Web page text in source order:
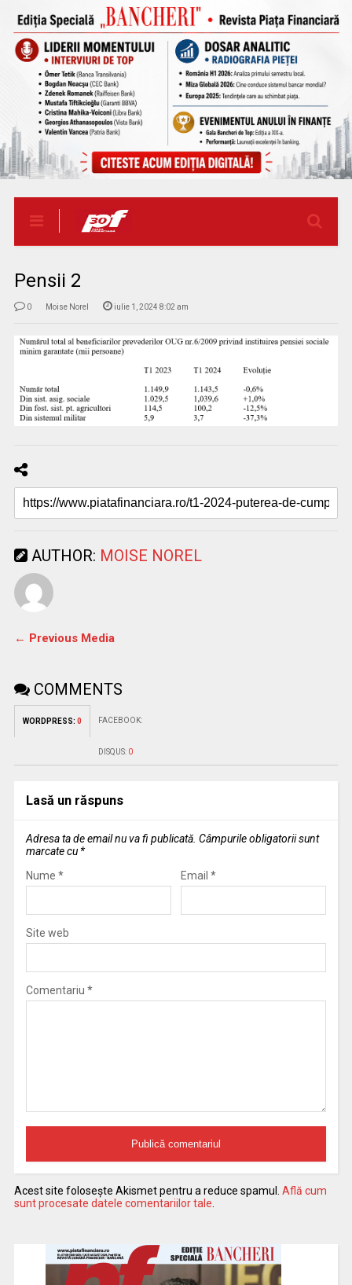
Pensii 2
0 Moise Norel iulie 1, 2024 8:02 am
AUTHOR: MOISE NOREL
← Previous Media
COMMENTS
WORDPRESS: 0 FACEBOOK:
DISQUS: 0
Lasă un răspuns
Adresa ta de email nu va fi publicată. Câmpurile obligatorii sunt
marcate cu *
Nume * Email *
Site web
Comentariu *
Acest site folosește Akismet pentru a reduce spamul. Află cum
sunt procesate datele comentariilor tale.